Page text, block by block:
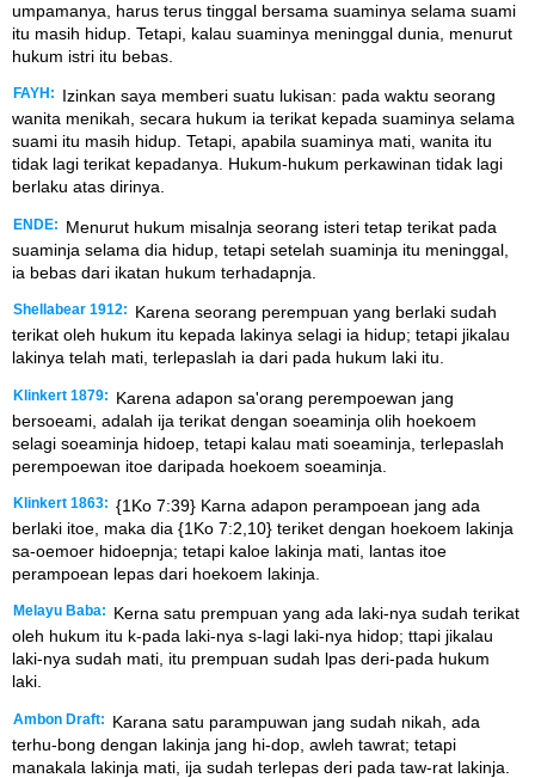
umpamanya, harus terus tinggal bersama suaminya selama suami
itu masih hidup. Tetapi, kalau suaminya meninggal dunia, menurut
hukum istri itu bebas.
FAYH:
Izinkan saya memberi suatu lukisan: pada waktu seorang
wanita menikah, secara hukum ia terikat kepada suaminya selama
suami itu masih hidup. Tetapi, apabila suaminya mati, wanita itu
tidak lagi terikat kepadanya. Hukum-hukum perkawinan tidak lagi
berlaku atas dirinya.
ENDE:
Menurut hukum misalnja seorang isteri tetap terikat pada
suaminja selama dia hidup, tetapi setelah suaminja itu meninggal,
ia bebas dari ikatan hukum terhadapnja.
Shellabear 1912:
Karena seorang perempuan yang berlaki sudah
terikat oleh hukum itu kepada lakinya selagi ia hidup; tetapi jikalau
lakinya telah mati, terlepaslah ia dari pada hukum laki itu.
Klinkert 1879:
Karena adapon sa'orang perempoewan jang
bersoeami, adalah ija terikat dengan soeaminja olih hoekoem
selagi soeaminja hidoep, tetapi kalau mati soeaminja, terlepaslah
perempoewan itoe daripada hoekoem soeaminja.
Klinkert 1863: {1Ko 7:39} Karna adapon perampoean jang ada
berlaki itoe, maka dia {1Ko 7:2,10} teriket dengan hoekoem lakinja
sa-oemoer hidoepnja; tetapi kaloe lakinja mati, lantas itoe
perampoean lepas dari hoekoem lakinja.
Melayu Baba:
Kerna satu prempuan yang ada laki-nya sudah terikat
oleh hukum itu k-pada laki-nya s-lagi laki-nya hidop; ttapi jikalau
laki-nya sudah mati, itu prempuan sudah lpas deri-pada hukum
laki.
Ambon Draft:
Karana satu parampuwan jang sudah nikah, ada
terhu-bong dengan lakinja jang hi-dop, awleh tawrat; tetapi
manakala lakinja mati, ija sudah terlepas deri pada taw-rat lakinja.